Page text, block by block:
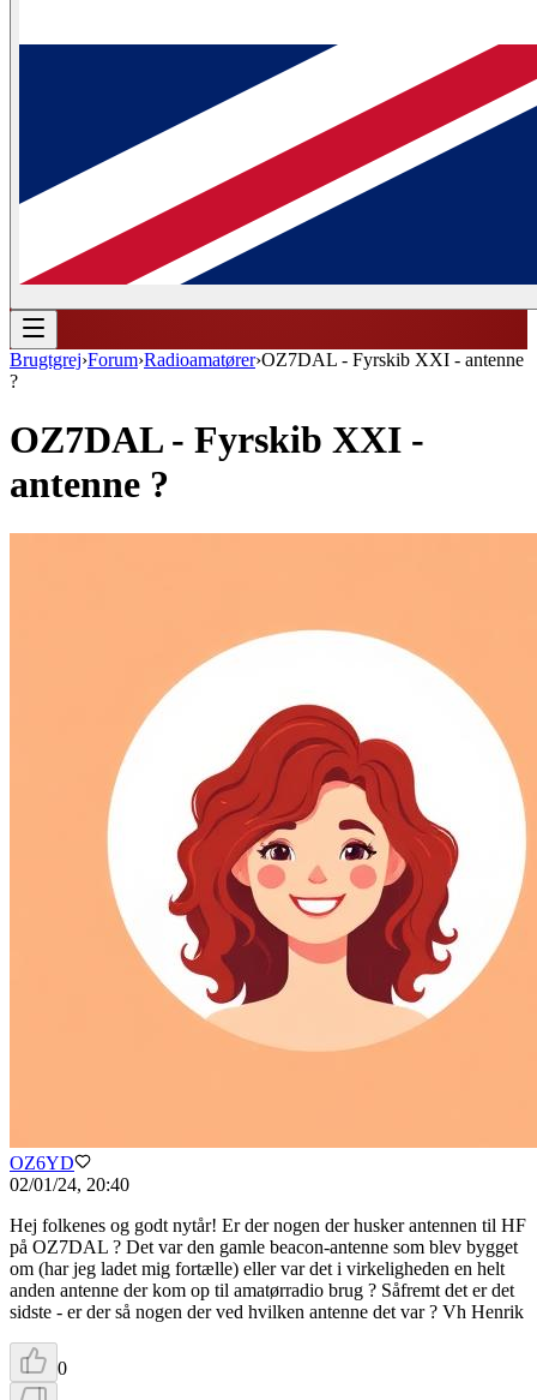
Brugtgrej›Forum›Radioamatører›OZ7DAL - Fyrskib XXI - antenne
?
OZ7DAL - Fyrskib XXI -
antenne ?
OZ6YD
02/01/24, 20:40
Hej folkenes og godt nytår! Er der nogen der husker antennen til HF
på OZ7DAL ? Det var den gamle beacon-antenne som blev bygget
om (har jeg ladet mig fortælle) eller var det i virkeligheden en helt
anden antenne der kom op til amatørradio brug ? Såfremt det er det
sidste - er der så nogen der ved hvilken antenne det var ? Vh Henrik
0